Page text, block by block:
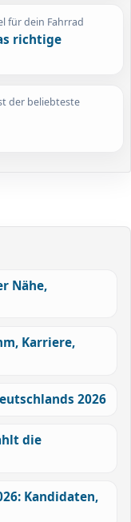
für dein Fahrrad
richtige
der beliebteste
Nähe,
Karriere,
2026
die
Kandidaten,